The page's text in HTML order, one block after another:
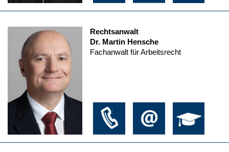
Rechtsanwalt
Dr. Martin Hensche
Fachanwalt für Arbeitsrecht